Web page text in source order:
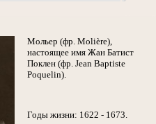
Мольер (фр. Molière),
настоящее имя Жан Батист
Поклен (фр. Jean Baptiste
Poquelin).
Годы жизни: 1622 - 1673.